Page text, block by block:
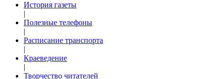
История газеты
|
Полезные телефоны
|
Расписание транспорта
|
Краеведение
|
Творчество читателей